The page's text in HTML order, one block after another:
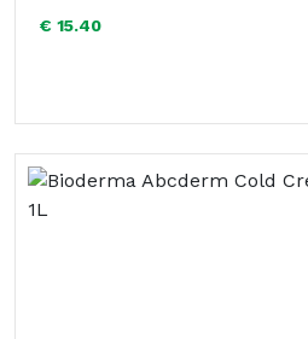
€ 15.40